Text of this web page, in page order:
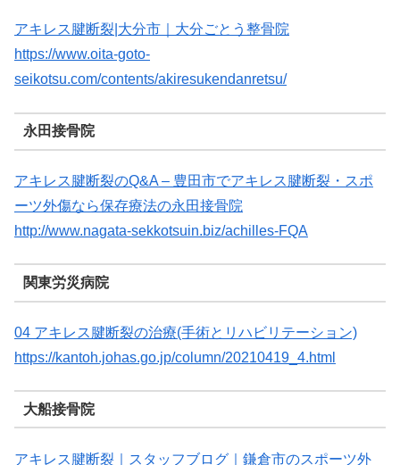
アキレス腱断裂|大分市｜大分ごとう整骨院
https://www.oita-goto-
seikotsu.com/contents/akiresukendanretsu/
永田接骨院
アキレス腱断裂のQ&A – 豊田市でアキレス腱断裂・スポ
ーツ外傷なら保存療法の永田接骨院
http://www.nagata-sekkotsuin.biz/achilles-FQA
関東労災病院
04 アキレス腱断裂の治療(手術とリハビリテーション)
https://kantoh.johas.go.jp/column/20210419_4.html
大船接骨院
アキレス腱断裂｜スタッフブログ｜鎌倉市のスポーツ外